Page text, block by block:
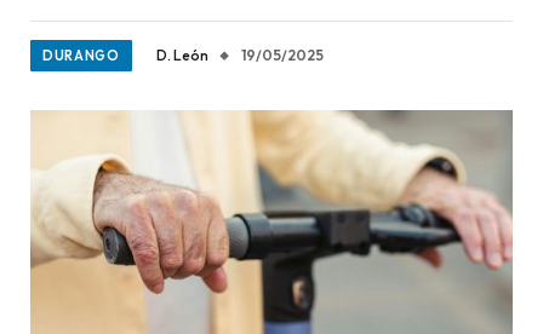
DURANGO D. León 19/05/2025